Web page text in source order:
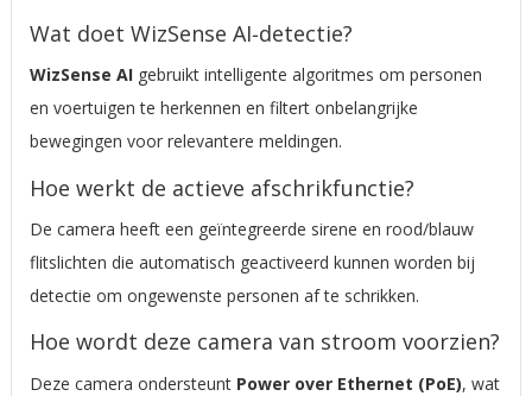
Wat doet WizSense AI‑detectie?
WizSense AIgebruikt intelligente algoritmes om personen
en voertuigen te herkennen en filtert onbelangrijke
bewegingen voor relevantere meldingen.
Hoe werkt de actieve afschrikfunctie?
De camera heeft een geïntegreerde sirene en rood/blauw
flitslichten die automatisch geactiveerd kunnen worden bij
detectie om ongewenste personen af te schrikken.
Hoe wordt deze camera van stroom voorzien?
Deze camera ondersteunt Power over Ethernet (PoE), wat